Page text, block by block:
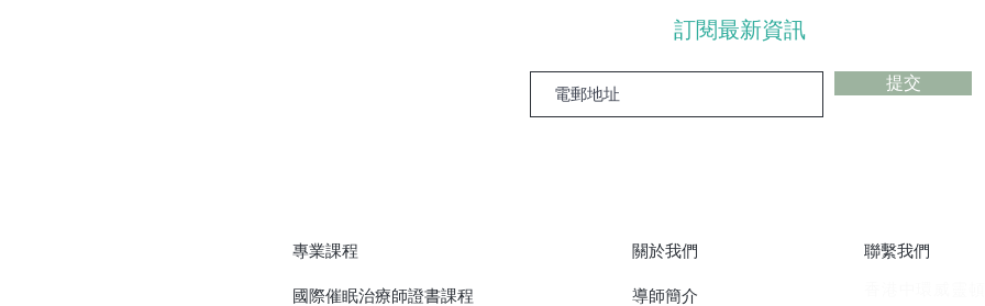
訂閱最新資訊
提交
專業課程
國際催眠治療師證書課程
關於我們
導師簡介
聯繫我們